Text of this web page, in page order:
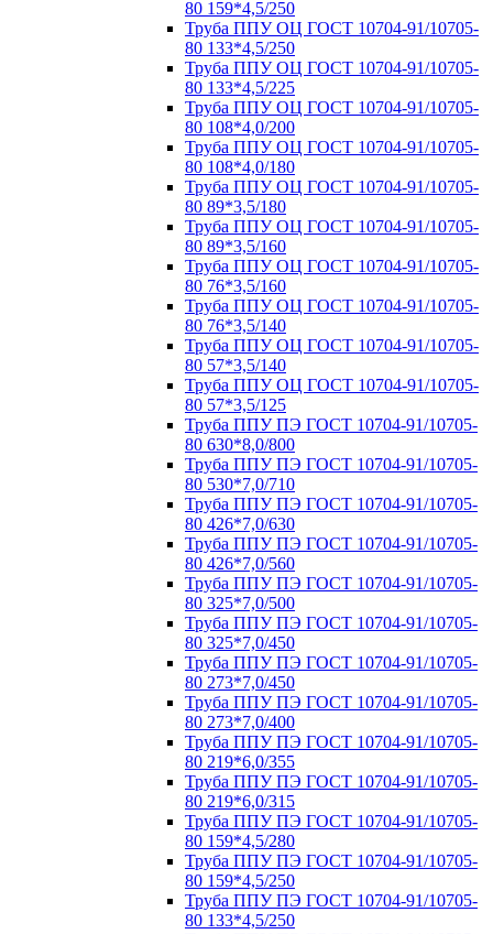
80 159*4,5/250
Труба ППУ ОЦ ГОСТ 10704-91/10705-
80 133*4,5/250
Труба ППУ ОЦ ГОСТ 10704-91/10705-
80 133*4,5/225
Труба ППУ ОЦ ГОСТ 10704-91/10705-
80 108*4,0/200
Труба ППУ ОЦ ГОСТ 10704-91/10705-
80 108*4,0/180
Труба ППУ ОЦ ГОСТ 10704-91/10705-
80 89*3,5/180
Труба ППУ ОЦ ГОСТ 10704-91/10705-
80 89*3,5/160
Труба ППУ ОЦ ГОСТ 10704-91/10705-
80 76*3,5/160
Труба ППУ ОЦ ГОСТ 10704-91/10705-
80 76*3,5/140
Труба ППУ ОЦ ГОСТ 10704-91/10705-
80 57*3,5/140
Труба ППУ ОЦ ГОСТ 10704-91/10705-
80 57*3,5/125
Труба ППУ ПЭ ГОСТ 10704-91/10705-
80 630*8,0/800
Труба ППУ ПЭ ГОСТ 10704-91/10705-
80 530*7,0/710
Труба ППУ ПЭ ГОСТ 10704-91/10705-
80 426*7,0/630
Труба ППУ ПЭ ГОСТ 10704-91/10705-
80 426*7,0/560
Труба ППУ ПЭ ГОСТ 10704-91/10705-
80 325*7,0/500
Труба ППУ ПЭ ГОСТ 10704-91/10705-
80 325*7,0/450
Труба ППУ ПЭ ГОСТ 10704-91/10705-
80 273*7,0/450
Труба ППУ ПЭ ГОСТ 10704-91/10705-
80 273*7,0/400
Труба ППУ ПЭ ГОСТ 10704-91/10705-
80 219*6,0/355
Труба ППУ ПЭ ГОСТ 10704-91/10705-
80 219*6,0/315
Труба ППУ ПЭ ГОСТ 10704-91/10705-
80 159*4,5/280
Труба ППУ ПЭ ГОСТ 10704-91/10705-
80 159*4,5/250
Труба ППУ ПЭ ГОСТ 10704-91/10705-
80 133*4,5/250